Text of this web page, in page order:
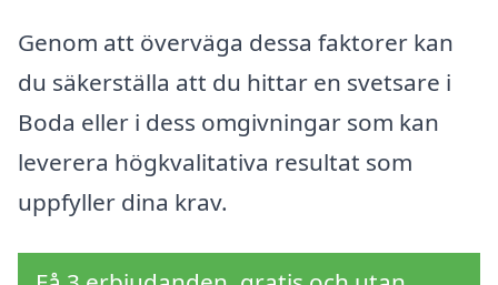
Genom att överväga dessa faktorer kan
du säkerställa att du hittar en svetsare i
Boda eller i dess omgivningar som kan
leverera högkvalitativa resultat som
uppfyller dina krav.